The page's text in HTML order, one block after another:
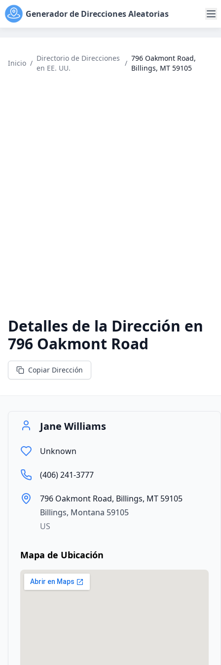
Generador de Direcciones Aleatorias
Inicio /
Directorio de Direcciones
en EE. UU.
/
796 Oakmont Road,
Billings, MT 59105
Detalles de la Dirección en
796 Oakmont Road
Copiar Dirección
Jane Williams
Unknown
(406) 241-3777
796 Oakmont Road, Billings, MT 59105
Billings, Montana 59105
US
Mapa de Ubicación